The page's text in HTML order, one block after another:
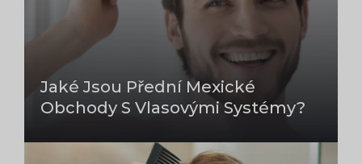
Jaké Jsou Přední Mexické
Obchody S Vlasovými Systémy?